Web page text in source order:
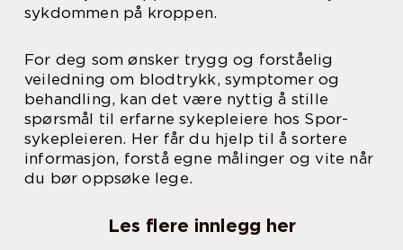
sykdommen på kroppen.
For deg som ønsker trygg og forståelig
veiledning om blodtrykk, symptomer og
behandling, kan det være nyttig å stille
spørsmål til erfarne sykepleiere hos Spor-
sykepleieren. Her får du hjelp til å sortere
informasjon, forstå egne målinger og vite når
du bør oppsøke lege.
Les flere innlegg her